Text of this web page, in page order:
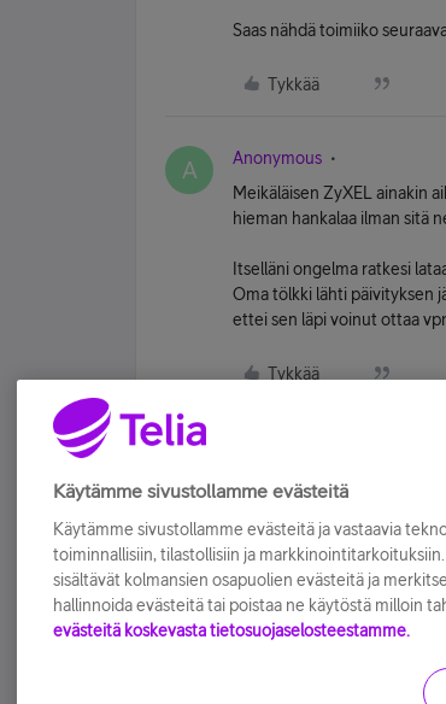
Saas nähdä toimiiko
Tykkää
A Anonymous
Meikäläisen ZyXEL ainakin
hieman hankalaa ilman sitä
Itselläni ongelma ratkesi
Oma tölkki lähti päivityksen
ettei sen läpi voinut ottaa
Tykkää
Käytämme sivustollamme evästeitä
Käytämme sivustollamme evästeitä ja vastaavia
toiminnallisiin, tilastollisiin ja
sisältävät kolmansien osapuolien evästeitä ja
hallinnoida evästeitä tai poistaa ne käytöstä milloin
evästeitä koskevasta tietosuojaselosteestamme.